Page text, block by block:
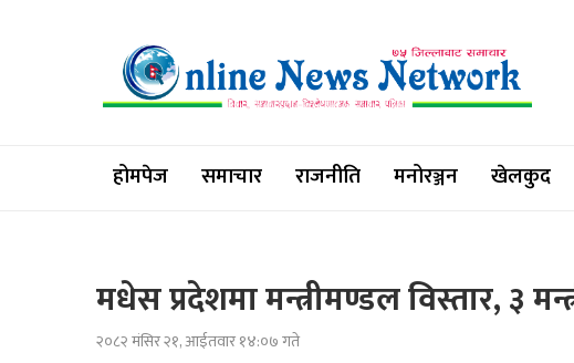
होमपेज समाचार राजनीति मनोरञ्जन खेलकुद
मधेस प्रदेशमा मन्त्रीमण्डल विस्तार, ३
२०८२ मंसिर २१, आईतवार १४:०७ गते